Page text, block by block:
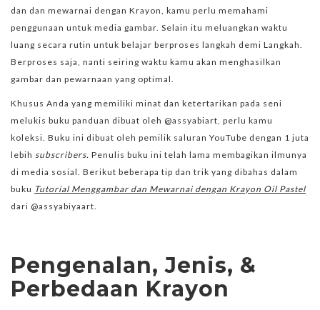
dan dan mewarnai dengan Krayon, kamu perlu memahami
penggunaan untuk media gambar. Selain itu meluangkan waktu
luang secara rutin untuk belajar berproses langkah demi Langkah.
Berproses saja, nanti seiring waktu kamu akan menghasilkan
gambar dan pewarnaan yang optimal.
Khusus Anda yang memiliki minat dan ketertarikan pada seni
melukis buku panduan dibuat oleh @assyabiart, perlu kamu
koleksi. Buku ini dibuat oleh pemilik saluran YouTube dengan 1 juta
lebih subscribers. Penulis buku ini telah lama membagikan ilmunya
di media sosial. Berikut beberapa tip dan trik yang dibahas dalam
buku Tutorial Menggambar dan Mewarnai dengan Krayon Oil Pastel
dari @assyabiyaart.
Pengenalan, Jenis, &
Perbedaan Krayon